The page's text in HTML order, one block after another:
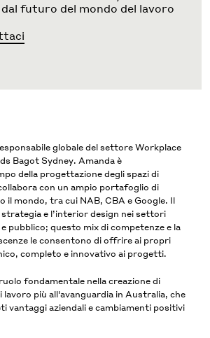
futuro del mondo del lavoro
globale del settore Workplace
Bagot Sydney. Amanda è
della progettazione degli spazi di
con un ampio portafoglio di
il mondo, tra cui NAB, CBA e Google. Il
e l’interior design nei settori
pubblico; questo mix di competenze e la
le consentono di offrire ai propri
completo e innovativo ai progetti.
fondamentale nella creazione di
lavoro più all'avanguardia in Australia, che
vantaggi aziendali e cambiamenti positivi